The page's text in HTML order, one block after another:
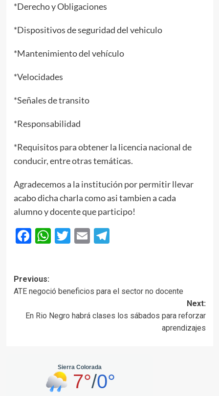
*Derecho y Obligaciones
*Dispositivos de seguridad del vehiculo
*Mantenimiento del vehículo
*Velocidades
*Señales de transito
*Responsabilidad
*Requisitos para obtener la licencia nacional de
conducir, entre otras temáticas.
Agradecemos a la institución por permitir llevar
acabo dicha charla como asi tambien a cada
alumno y docente que participo!
Facebook
WhatsApp
Twitter
EmailTelegram
Post
navigation
Previous:
ATE negoció beneficios para el sector no docente
Next:
En Rio Negro habrá clases los sábados para reforzar
aprendizajes